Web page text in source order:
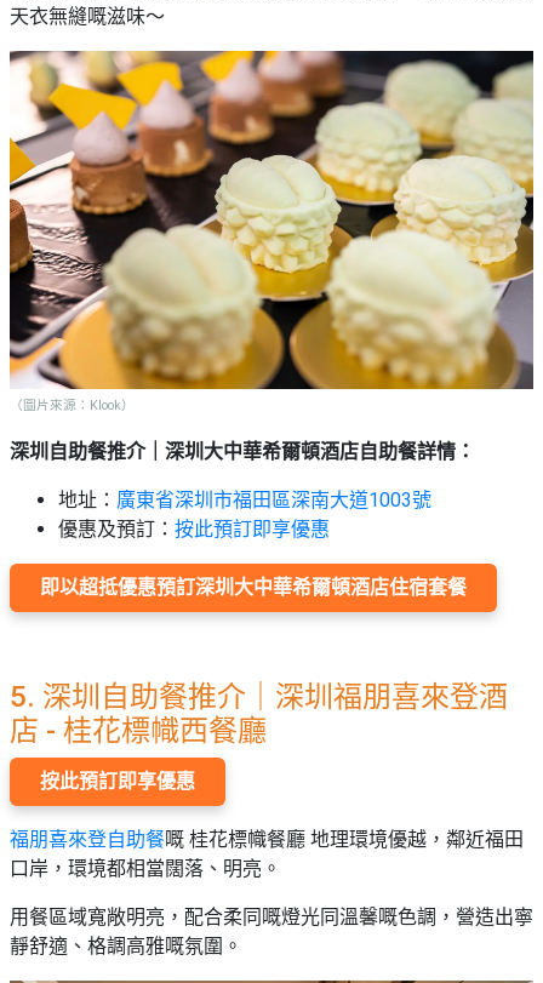
天衣無縫嘅滋味～
（圖片來源：Klook）
深圳自助餐推介｜深圳大中華希爾頓酒店自助餐詳情 ：
地址： 廣東省深圳市福田區深南大道1003號
優惠及預訂： 按此預訂即享優惠
即以超抵優惠預訂深圳大中華希爾頓酒店住宿套餐
5. 深圳自助餐推介｜深圳福朋喜來登酒
店 - 桂花標幟西餐廳
按此預訂即享優惠
福朋喜來登自助餐嘅 桂花標幟餐廳 地理環境優越，鄰近福田
口岸，環境都相當闊落、明亮。
用餐區域寬敞明亮，配合柔同嘅燈光同溫馨嘅色調，營造出寧
靜舒適、格調高雅嘅氛圍。